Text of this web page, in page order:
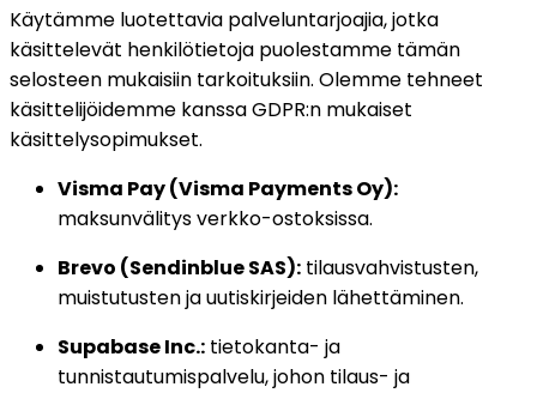
Käytämme luotettavia palveluntarjoajia, jotka
käsittelevät henkilötietoja puolestamme tämän
selosteen mukaisiin tarkoituksiin. Olemme tehneet
käsittelijöidemme kanssa GDPR:n mukaiset
käsittelysopimukset.
Visma Pay (Visma Payments Oy):
maksunvälitys verkko-ostoksissa.
Brevo (Sendinblue SAS): tilausvahvistusten,
muistutusten ja uutiskirjeiden lähettäminen.
Supabase Inc.: tietokanta- ja
tunnistautumispalvelu, johon tilaus- ja